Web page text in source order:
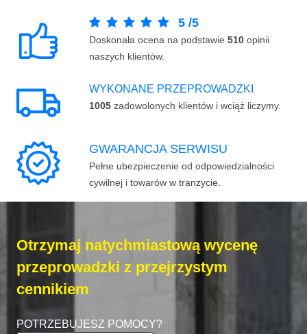
5 /5
Doskonała ocena na podstawie 510 opinii
naszych klientów.
WYKONANE PRZEPROWADZKI
1005 zadowolonych klientów i wciąż liczymy.
GWARANCJA SERWISU
Pełne ubezpieczenie od odpowiedzialności
cywilnej i towarów w tranzycie.
Otrzymaj natychmiastową wycenę
przeprowadzki z przejrzystym
cennikiem
POTRZEBUJESZ POMOCY?